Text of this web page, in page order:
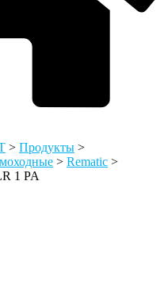
> Продукты >
> Rematic >
1 PA